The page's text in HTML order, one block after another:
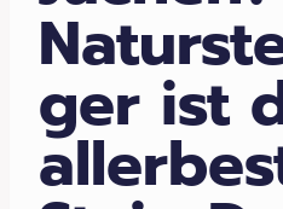
ger ist